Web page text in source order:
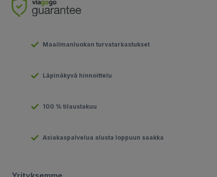
Maailmanluokan turvatarkastukset
Läpinäkyvä hinnoittelu
100 % tilaustakuu
Asiakaspalvelua alusta loppuun saakka